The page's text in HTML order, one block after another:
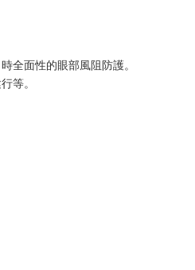
全面性的眼部風阻防護。
等。